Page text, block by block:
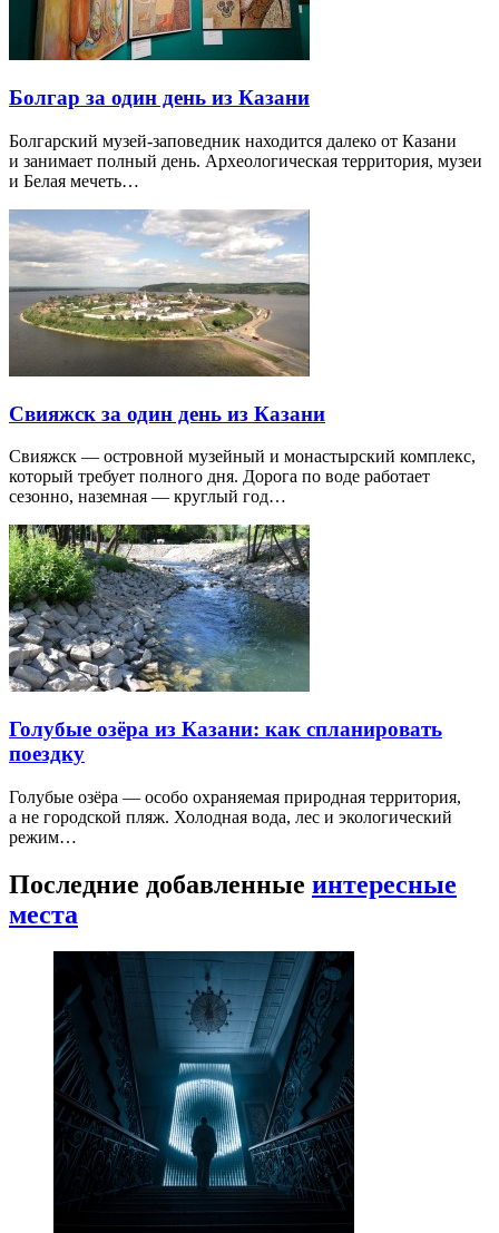
Болгар за один день из Казани
Болгарский музей-заповедник находится далеко от Казани
и занимает полный день. Археологическая территория, музеи
и Белая мечеть…
Свияжск за один день из Казани
Свияжск — островной музейный и монастырский комплекс,
который требует полного дня. Дорога по воде работает
сезонно, наземная — круглый год…
Голубые озёра из Казани: как спланировать
поездку
Голубые озёра — особо охраняемая природная территория,
а не городской пляж. Холодная вода, лес и экологический
режим…
Последние добавленные интересные
места